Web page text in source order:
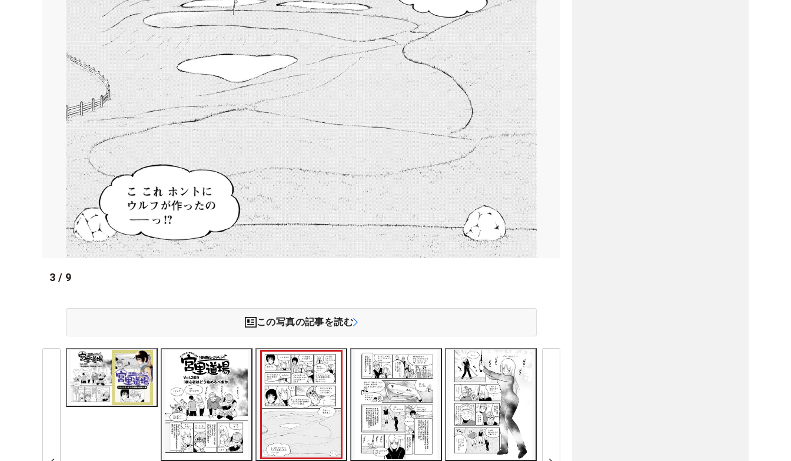
3 / 9
この写真の記事を読む